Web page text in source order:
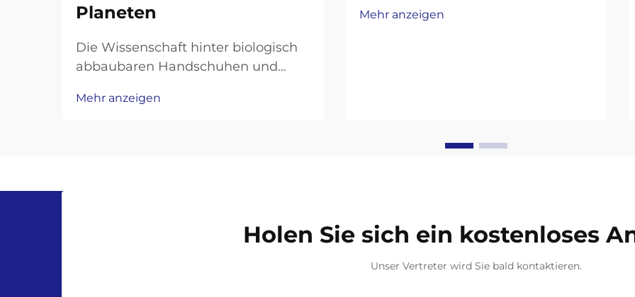
Planeten
Die Wissenschaft hinter biologisch
abbaubaren Handschuhen und
Planeten Biologisch abbaubare
Zersetzungsprozess ab. Unl...
Mehr anzeigen
sind eine beliebte
Mehr anzeigen
Holen Sie sich ein kostenloses
Unser Vertreter wird Sie bald kontaktieren.